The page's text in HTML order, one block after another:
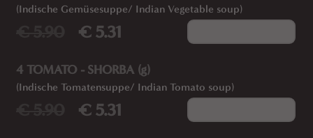
(Indische Gemüsesuppe/ Indian Vegetable soup)
€ 5.31
4 TOMATO - SHORBA (g)
(Indische Tomatensuppe/ Indian Tomato soup)
€ 5.31